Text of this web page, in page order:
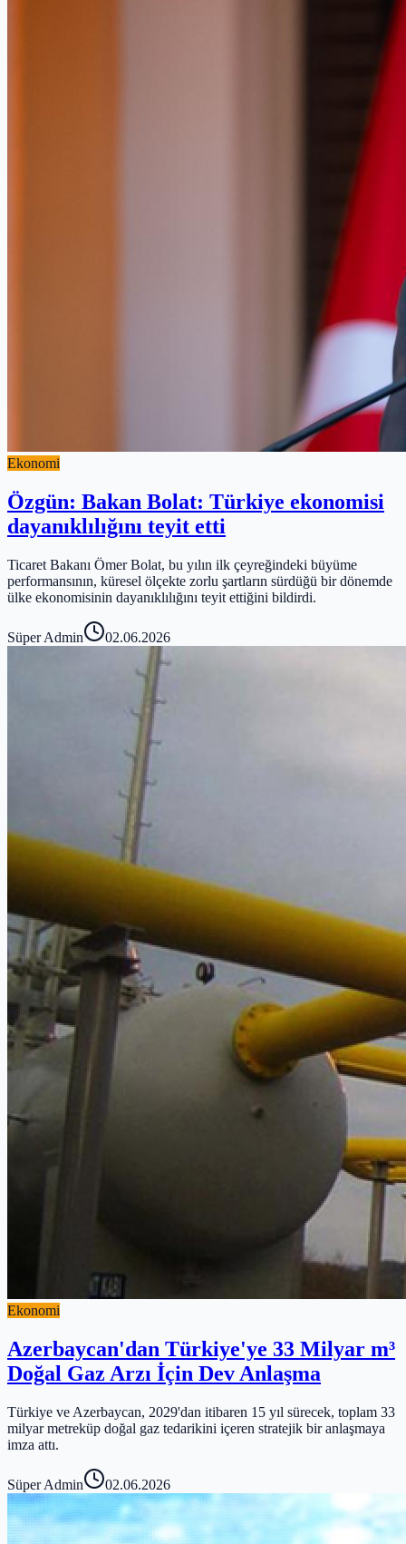
Ekonomi
Özgün: Bakan Bolat: Türkiye ekonomisi
dayanıklılığını teyit etti
Ticaret Bakanı Ömer Bolat, bu yılın ilk çeyreğindeki büyüme
performansının, küresel ölçekte zorlu şartların sürdüğü bir dönemde
ülke ekonomisinin dayanıklılığını teyit ettiğini bildirdi.
Süper Admin 02.06.2026
Ekonomi
Azerbaycan'dan Türkiye'ye 33 Milyar m³
Doğal Gaz Arzı İçin Dev Anlaşma
Türkiye ve Azerbaycan, 2029'dan itibaren 15 yıl sürecek, toplam 33
milyar metreküp doğal gaz tedarikini içeren stratejik bir anlaşmaya
imza attı.
Süper Admin 02.06.2026